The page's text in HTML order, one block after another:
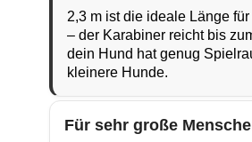
2,3 m ist die ideale Länge
– der Karabiner reicht bis
dein Hund hat genug
kleinere Hunde.
Für sehr große